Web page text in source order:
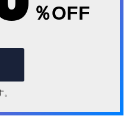
％OFF